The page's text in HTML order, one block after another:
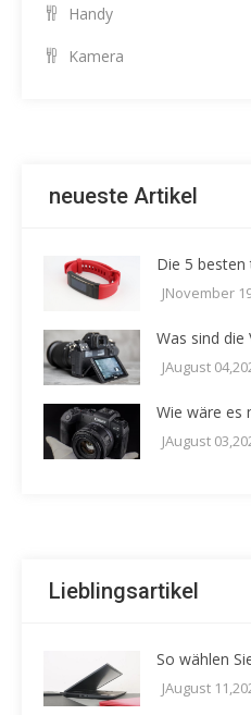
Handy
Kamera
neueste Artikel
Die 5 besten
JNovember
Was sind die
JAugust
Wie wäre es
JAugust
Lieblingsartikel
So wählen
JAugust